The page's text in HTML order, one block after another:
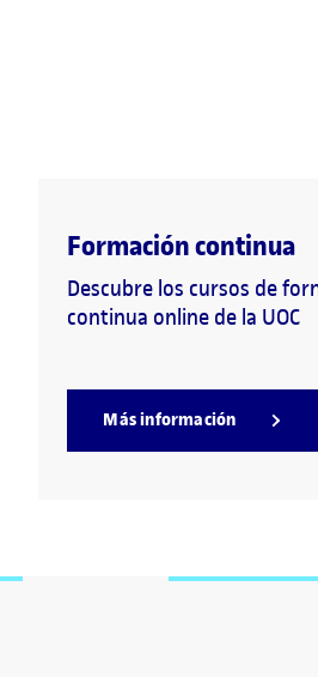
Formación continua
Descubre los cursos de
continua online de la UOC
Más información